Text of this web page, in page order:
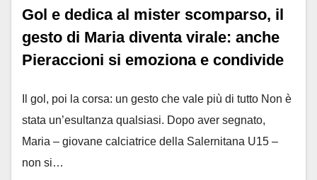
Gol e dedica al mister scomparso, il
gesto di Maria diventa virale: anche
Pieraccioni si emoziona e condivide
Il gol, poi la corsa: un gesto che vale più di tutto Non è
stata un’esultanza qualsiasi. Dopo aver segnato,
Maria – giovane calciatrice della Salernitana U15 –
non si…